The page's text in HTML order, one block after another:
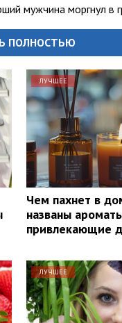
мужчина моргнул в
ПОЛНОСТЬЮ
ЛУЧШЕЕ
Чем пахнет в
названы
привлекающие
ЛУЧШЕЕ